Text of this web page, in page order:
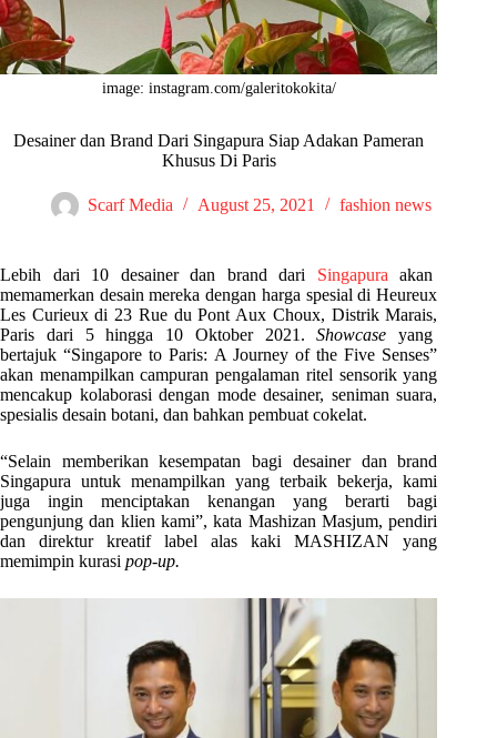
image: instagram.com/galeritokokita/
Desainer dan Brand Dari Singapura Siap Adakan Pameran
Khusus Di Paris
Scarf Media August 25, 2021 fashion news
Lebih dari 10 desainer dan brand dari Singapura akan
memamerkan desain mereka dengan harga spesial di Heureux
Les Curieux di 23 Rue du Pont Aux Choux, Distrik Marais,
Paris dari 5 hingga 10 Oktober 2021.Showcase yang
bertajuk “Singapore to Paris: A Journey of the Five Senses”
akan menampilkan campuran pengalaman ritel sensorik yang
mencakup kolaborasi dengan mode desainer, seniman suara,
spesialis desain botani, dan bahkan pembuat cokelat.
“Selain memberikan kesempatan bagi desainer dan brand
Singapura untuk menampilkan yang terbaik bekerja, kami
juga ingin menciptakan kenangan yang berarti bagi
pengunjung dan klien kami”, kata Mashizan Masjum, pendiri
dan direktur kreatif label alas kaki MASHIZAN yang
memimpin kurasi pop-up.